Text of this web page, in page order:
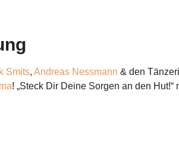
Smits, Andreas Nessmann & den
! „Steck Dir Deine Sorgen an den